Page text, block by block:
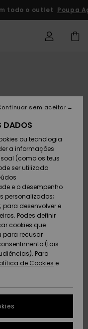
todo o outlet Poupa
DADOS
ou tecnologia
a informações
(como os teus
ser utilizada
e o desempenho
personalizados;
desenvolver e
Podes definir
cookies que
para recusar
(tais
Para
de Cookies e
sem aceitar